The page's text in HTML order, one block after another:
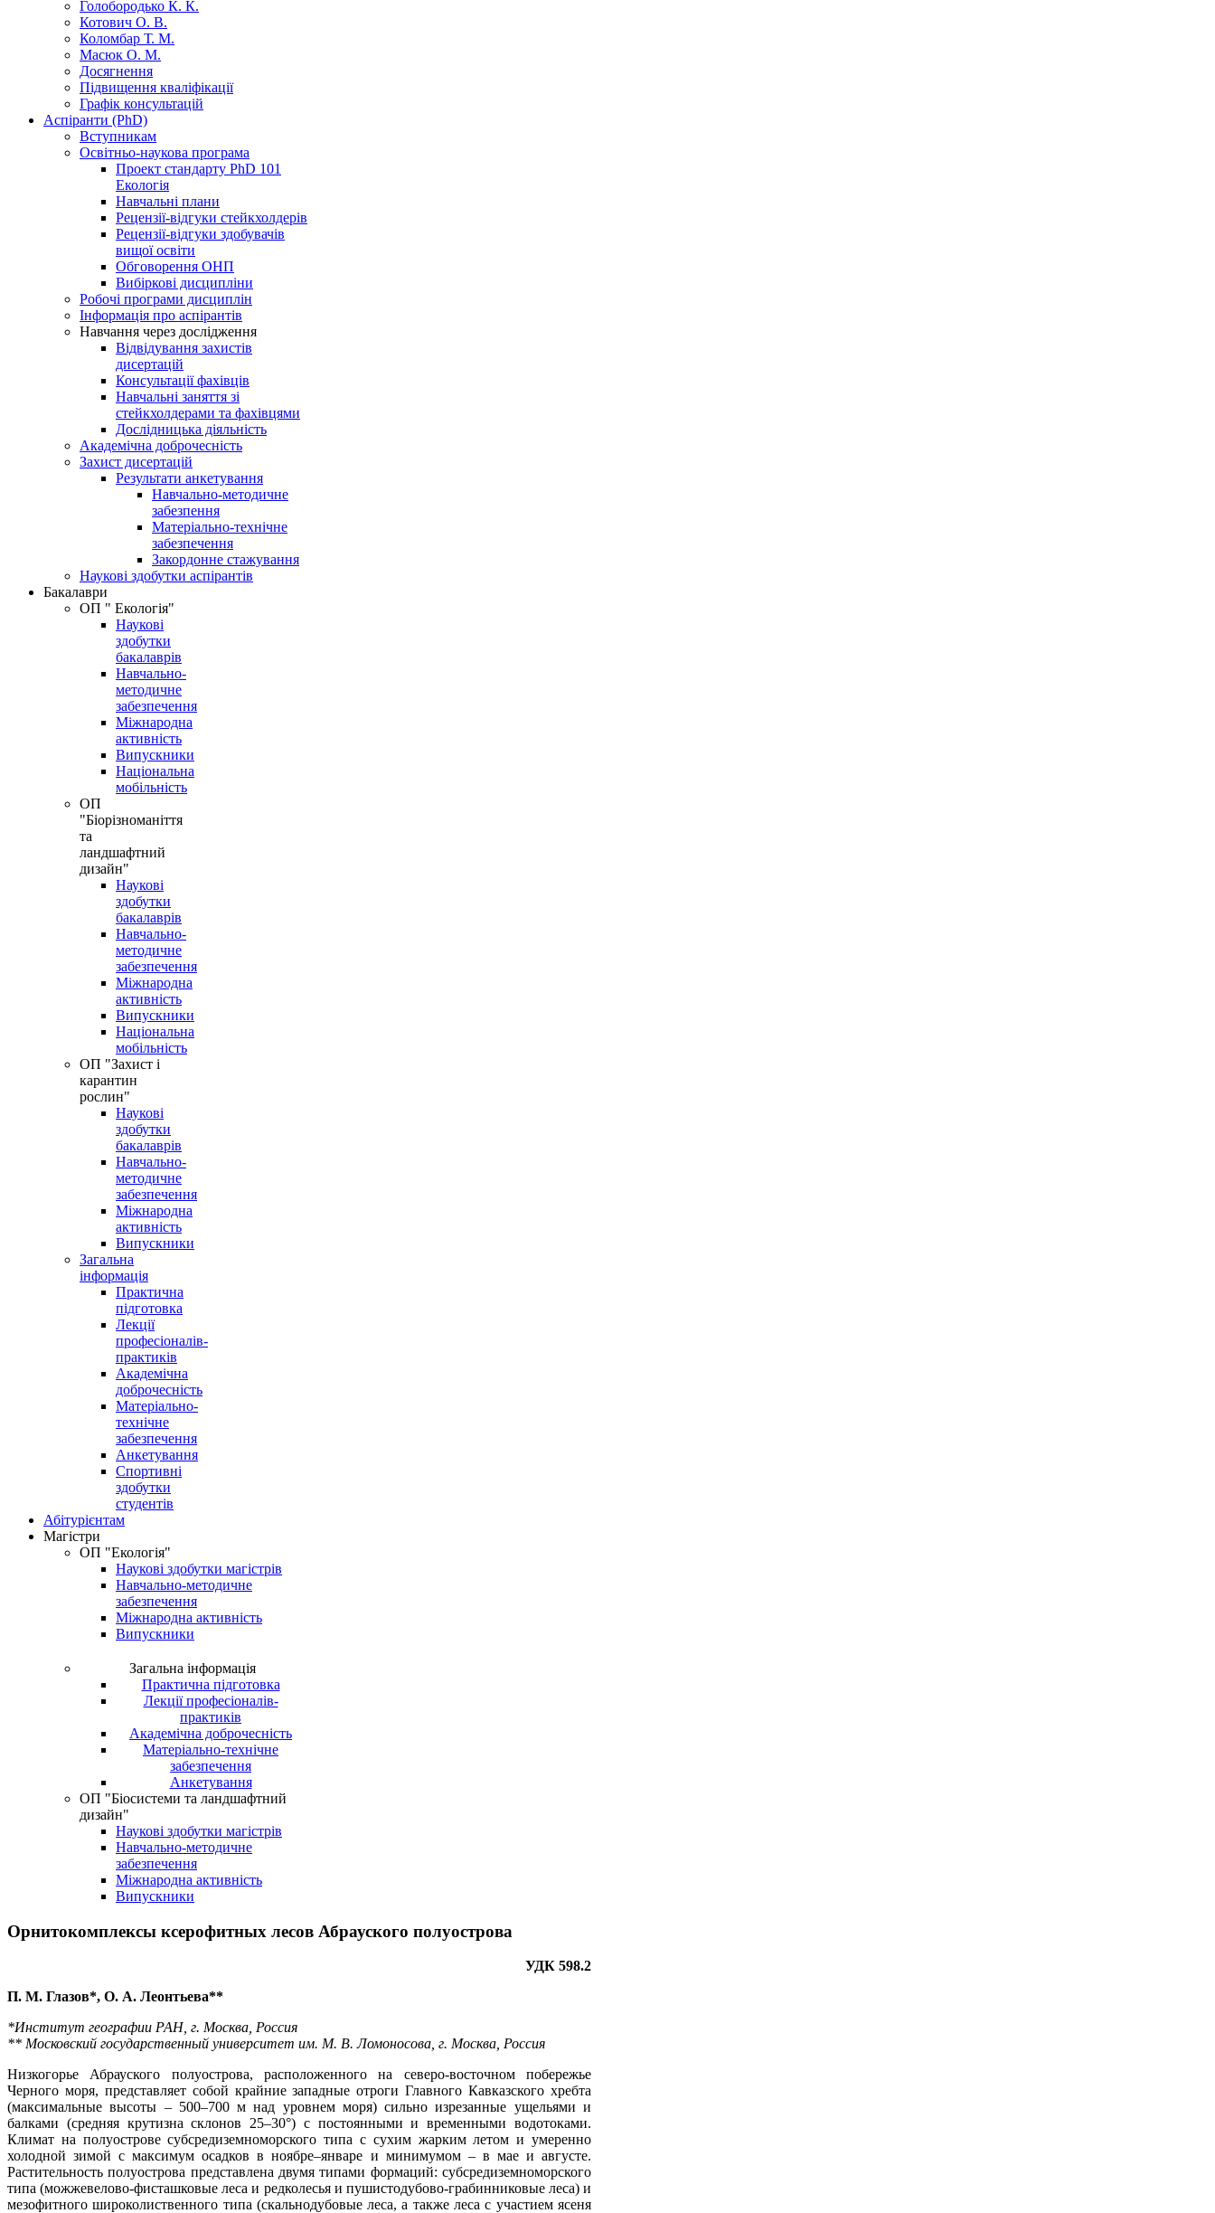
Голобородько К. К.
Котович О. В.
Коломбар Т. М.
Масюк О. М.
Досягнення
Підвищення кваліфікації
Графік консультацій
Аспіранти (PhD)
Вступникам
Освітньо-наукова програма
Проект стандарту PhD 101
Екологія
Навчальні плани
Рецензії-відгуки стейкхолдерів
Рецензії-відгуки здобувачів
вищої освіти
Обговорення ОНП
Вибіркові дисципліни
Робочі програми дисциплін
Інформація про аспірантів
Навчання через дослідження
Відвідування захистів
дисертацій
Консультації фахівців
Навчальні заняття зі
стейкхолдерами та фахівцями
Дослідницька діяльність
Академічна доброчесність
Захист дисертацій
Результати анкетування
Навчально-методичне
забезпення
Матеріально-технічне
забезпечення
Закордонне стажування
Наукові здобутки аспірантів
Бакалаври
ОП " Екологія"
Наукові
здобутки
бакалаврів
Навчально-
методичне
забезпечення
Міжнародна
активність
Випускники
Національна
мобільність
ОП
"Біорізноманіття
та
ландшафтний
дизайн"
Наукові
здобутки
бакалаврів
Навчально-
методичне
забезпечення
Міжнародна
активність
Випускники
Національна
мобільність
OП "Захист і
карантин
рослин"
Наукові
здобутки
бакалаврів
Навчально-
методичне
забезпечення
Міжнародна
активність
Випускники
Загальна
інформація
Практична
підготовка
Лекції
професіоналів-
практиків
Академічна
доброчесність
Матеріально-
технічне
забезпечення
Анкетування
Спортивні
здобутки
студентів
Абітурієнтам
Магістри
ОП "Екологія"
Наукові здобутки магістрів
Навчально-методичне
забезпечення
Міжнародна активність
Випускники
Загальна інформація
Практична підготовка
Лекції професіоналів-
практиків
Академічна доброчесність
Матеріально-технічне
забезпечення
Анкетування
ОП "Біосистеми та ландшафтний
дизайн"
Наукові здобутки магістрів
Навчально-методичне
забезпечення
Міжнародна активність
Випускники
Орнитокомплексы ксерофитных лесов Абрауского полуострова
УДК 598.2
П. М. Глазов*, О. А. Леонтьева**
*Институт географии РАН, г. Москва, Россия
** Московский государственный университет им. М. В. Ломоносова, г. Москва, Россия
Низкогорье Абрауского полуострова, расположенного на северо-восточном побережье
Черного моря, представляет собой крайние западные отроги Главного Кавказского хребта
(максимальные высоты – 500–700 м над уровнем моря) сильно изрезанные ущельями и
балками (средняя крутизна склонов 25–30°) с постоянными и временными водотоками.
Климат на полуострове субсредиземноморского типа с сухим жарким летом и умеренно
холодной зимой с максимум осадков в ноябре–январе и минимумом – в мае и августе.
Растительность полуострова представлена двумя типами формаций: субсредиземноморского
типа (можжевелово-фисташковые леса и редколесья и пушистодубово-грабинниковые леса) и
мезофитного широколиственного типа (скальнодубовые леса, а также леса с участием ясеня